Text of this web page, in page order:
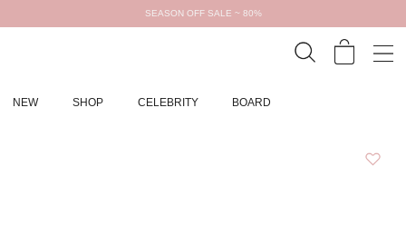
SEASON OFF SALE ~ 80%
NEW SHOP CELEBRITY BOARD